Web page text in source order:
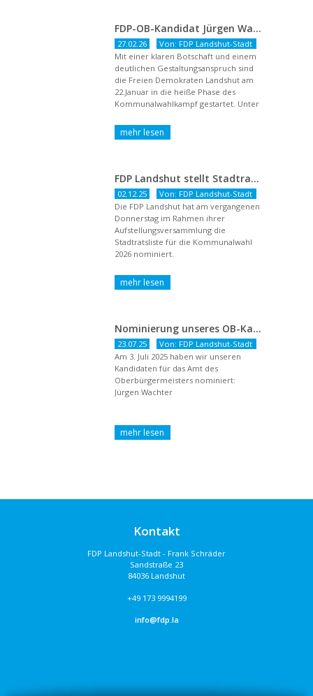
FDP-OB-Kandidat Jürgen Wachter: „Politik auf Pump ist unsozial“
27.02.26
Von: FDP Landshut-Stadt
Mit einer klaren Botschaft und einem
deutlichen Gestaltungsanspruch sind
die Freien Demokraten Landshut am
22.Januar in die heiße Phase des
Kommunalwahlkampf gestartet. Unter
FDP Landshut stellt Stadtratsliste für 2026 auf – OB-Kandidat Jürgen Wachter betont Gestaltungsanspruch und liberale Zukunftsvision
02.12.25
Von: FDP Landshut-Stadt
Die FDP Landshut hat am vergangenen
Donnerstag im Rahmen ihrer
Aufstellungsversammlung die
Stadtratsliste für die Kommunalwahl
2026 nominiert.
Nominierung unseres OB-Kandidaten
23.07.25
Von: FDP Landshut-Stadt
Am 3. Juli 2025 haben wir unseren
Kandidaten für das Amt des
Oberbürgermeisters nominiert:
Jürgen Wachter
Kontakt
FDP Landshut-Stadt - Frank Schräder
Sandstraße 23
84036 Landshut
+49 173 9994199
info@fdp.la